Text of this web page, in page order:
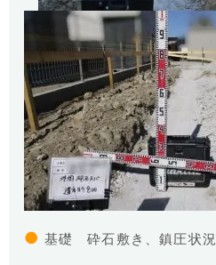
● 基礎 砕石敷き、鎮圧状況